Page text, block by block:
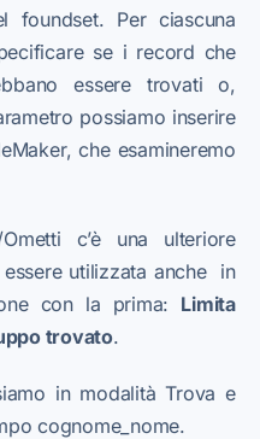
foundset. Per ciascuna
se i record che
essere trovati o,
possiamo inserire
che esamineremo
c’è una ulteriore
utilizzata anche in
con la prima: Limita
trovato.
in modalità Trova e
cognome_nome.